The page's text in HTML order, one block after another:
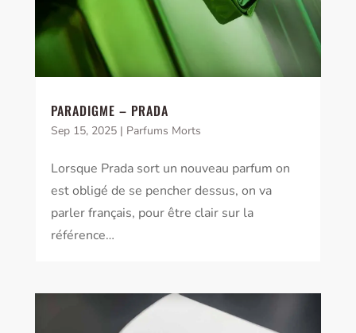
PARADIGME – PRADA
Sep 15, 2025| Parfums Morts
Lorsque Prada sort un nouveau parfum on
est obligé de se pencher dessus, on va
parler français, pour être clair sur la
référence…